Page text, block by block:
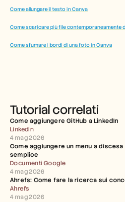
Come allungare il testo in Canva
Come scaricare più file contemporaneamente
Come sfumare i bordi di una foto in Canva
Tutorial correlati
Come aggiungere GitHub a LinkedIn
LinkedIn
4 mag 2026
Come aggiungere un menu a
semplice
Documenti Google
4 mag 2026
Ahrefs: Come fare la ricerca sui
Ahrefs
4 mag 2026